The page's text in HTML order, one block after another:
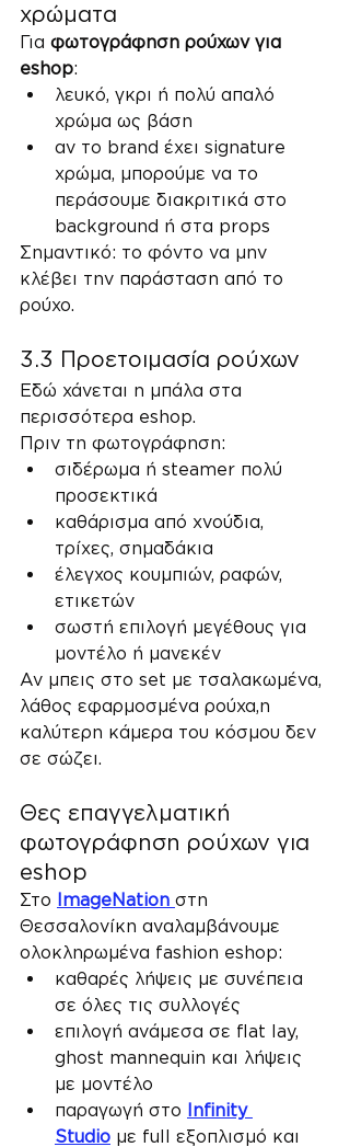
χρώματα
Για φωτογράφηση ρούχων για
eshop:
λευκό, γκρι ή πολύ απαλό
χρώμα ως βάση
αν το brand έχει signature
χρώμα, μπορούμε να το
περάσουμε διακριτικά στο
background ή στα props
Σημαντικό: το φόντο να μην
κλέβει την παράσταση από το
ρούχο.
3.3 Προετοιμασία ρούχων
Εδώ χάνεται η μπάλα στα
περισσότερα eshop.
Πριν τη φωτογράφηση:
σιδέρωμα ή steamer πολύ
προσεκτικά
καθάρισμα από χνούδια,
τρίχες, σημαδάκια
έλεγχος κουμπιών, ραφών,
ετικετών
σωστή επιλογή μεγέθους για
μοντέλο ή μανεκέν
Αν μπεις στο set με τσαλακωμένα,
λάθος εφαρμοσμένα ρούχα,η
καλύτερη κάμερα του κόσμου δεν
σε σώζει.
Θες επαγγελματική
φωτογράφηση ρούχων για
eshop
Στο ImageNation στη
Θεσσαλονίκη αναλαμβάνουμε
ολοκληρωμένα fashion eshop:
καθαρές λήψεις με συνέπεια
σε όλες τις συλλογές
επιλογή ανάμεσα σε flat lay,
ghost mannequin και λήψεις
με μοντέλο
παραγωγή στο Infinity
Studio με full εξοπλισμό και